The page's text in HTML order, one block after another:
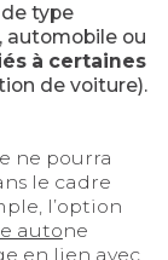
type
automobile ou
à certaines
de voiture).
ne pourra
le cadre
l’option
autone
en lien avec